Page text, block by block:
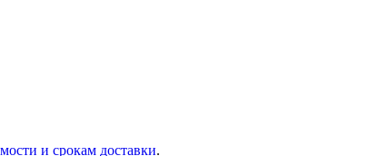
и срокам доставки.